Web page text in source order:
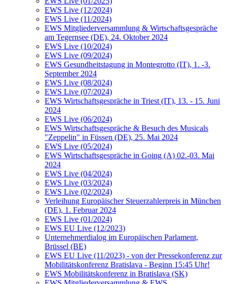
EWS Live (12/2024)
EWS Live (11/2024)
EWS Mitgliederversammlung & Wirtschaftsgespräche
am Tegernsee (DE), 24. Oktober 2024
EWS Live (10/2024)
EWS Live (09/2024)
EWS Gesundheitstagung in Montegrotto (IT), 1. -3.
September 2024
EWS Live (08/2024)
EWS Live (07/2024)
EWS Wirtschaftsgespräche in Triest (IT), 13. - 15. Juni
2024
EWS Live (06/2024)
EWS Wirtschaftsgespräche & Besuch des Musicals
"Zeppelin" in Füssen (DE), 25. Mai 2024
EWS Live (05/2024)
EWS Wirtschaftsgespräche in Going (A) 02.-03. Mai
2024
EWS Live (04/2024)
EWS Live (03/2024)
EWS Live (02/2024)
Verleihung Europäischer Steuerzahlerpreis in München
(DE), 1. Februar 2024
EWS Live (01/2024)
EWS EU Live (12/2023)
Unternehmerdialog im Europäischen Parlament,
Brüssel (BE)
EWS EU Live (11/2023) - von der Pressekonferenz zur
Mobilitätskonferenz Bratislava - Beginn 15:45 Uhr!
EWS Mobilitätskonferenz in Bratislava (SK)